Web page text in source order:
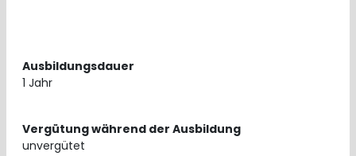
Ausbildungsdauer
1 Jahr
Vergütung während der Ausbildung
unvergütet